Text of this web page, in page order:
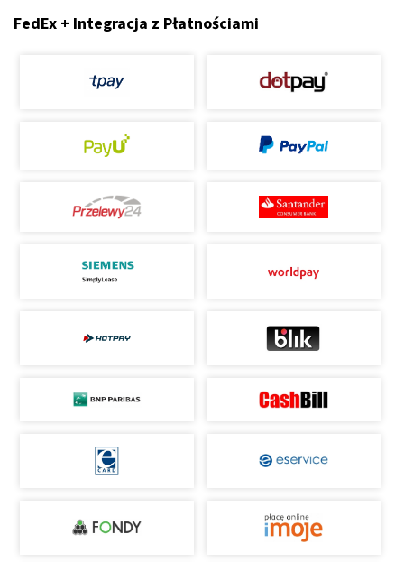
FedEx + Integracja z Płatnościami